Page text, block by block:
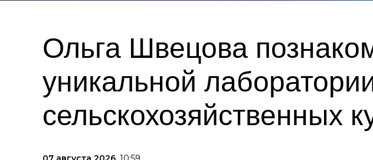
Ольга Швецова
уникальной
сельскохозяйственных